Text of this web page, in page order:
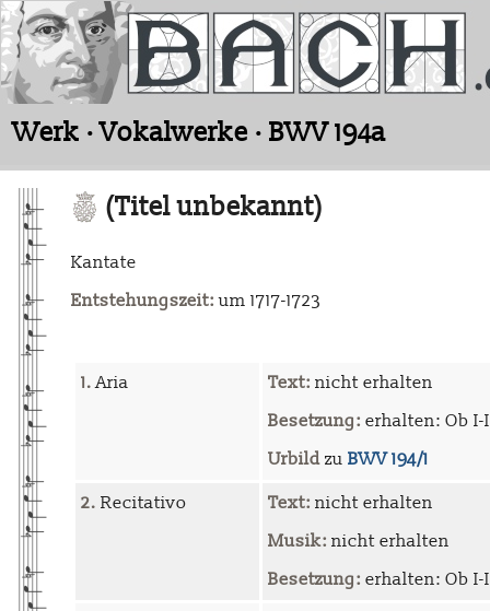
Werk · Vokalwerke · BWV 194a
(Titel unbekannt)
Kantate
Entstehungszeit: um 1717-1723
1.Aria Text: nicht erhalten
Besetzung: erhalten: Ob I-
Urbild zu BWV 194/1
2. Recitativo Text: nicht erhalten
Musik: nicht erhalten
Besetzung: erhalten: Ob I-